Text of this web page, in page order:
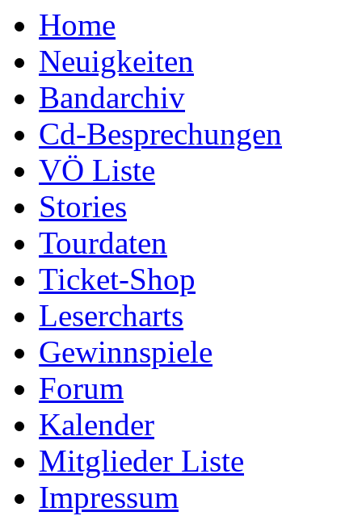
Home
Neuigkeiten
Bandarchiv
Cd-Besprechungen
VÖ Liste
Stories
Tourdaten
Ticket-Shop
Lesercharts
Gewinnspiele
Forum
Kalender
Mitglieder Liste
Impressum